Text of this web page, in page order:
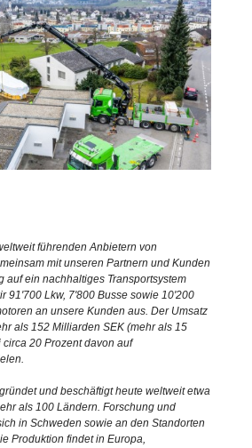
führenden Anbietern von
mit unseren Partnern und Kunden
auf ein nachhaltiges Transportsystem
91'700 Lkw, 7'800 Busse sowie 10'200
an unsere Kunden aus. Der Umsatz
als 152 Milliarden SEK (mehr als 15
20 Prozent davon auf
und beschäftigt heute weltweit etwa
als 100 Ländern. Forschung und
in Schweden sowie an den Standorten
Produktion findet in Europa,